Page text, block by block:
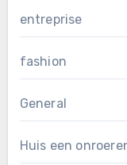
entreprise
fashion
General
Huis een